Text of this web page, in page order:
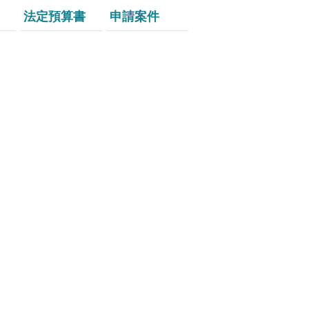
法定預算書 申請案件